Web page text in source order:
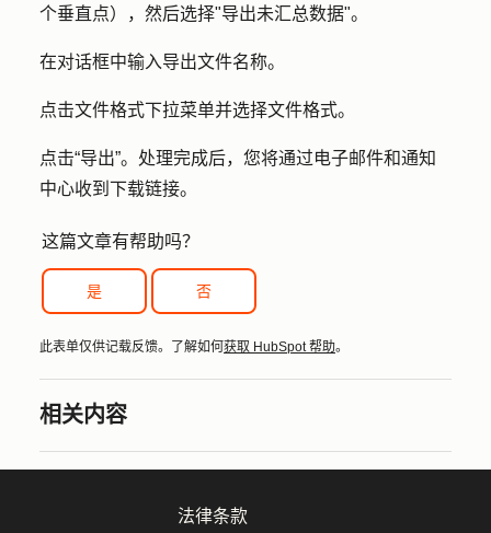
个垂直点），然后选择"导出未汇总数据"。
在对话框中输入导出文件名称。
点击文件格式下拉菜单并选择文件格式。
点击“导出”。处理完成后，您将通过电子邮件和通知
中心收到下载链接。
这篇文章有帮助吗？
是 否
此表单仅供记载反馈。了解如何 获取 HubSpot 帮助。
相关内容
法律条款